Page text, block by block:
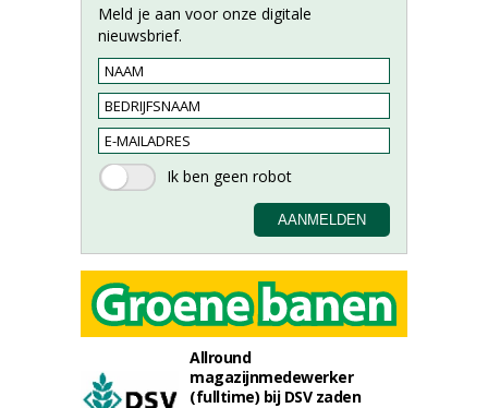
Meld je aan voor onze digitale
nieuwsbrief.
Allround
magazijnmedewerker
(fulltime) bij DSV zaden